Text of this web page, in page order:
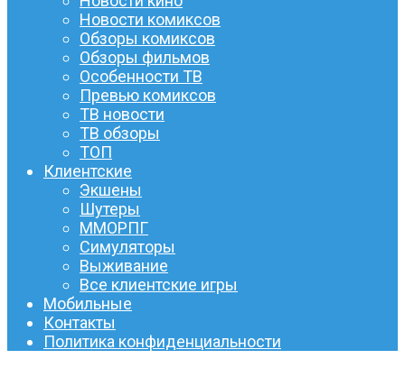
Новости комиксов
Обзоры комиксов
Обзоры фильмов
Особенности ТВ
Превью комиксов
ТВ новости
ТВ обзоры
ТОП
Клиентские
Экшены
Шутеры
ММОРПГ
Симуляторы
Выживание
Все клиентские игры
Мобильные
Контакты
Политика конфиденциальности